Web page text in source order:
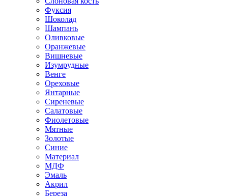
Фуксия
Шоколад
Шампань
Оливковые
Оранжевые
Вишневые
Изумрудные
Венге
Ореховые
Янтарные
Сиреневые
Салатовые
Фиолетовые
Мятные
Золотые
Синие
Материал
МДФ
Эмаль
Акрил
Береза